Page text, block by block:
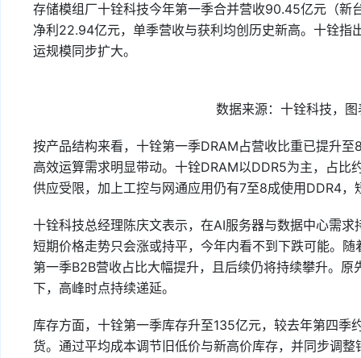
存储模组厂十铨科技今年第一季合并营收90.45亿元（
净利22.94亿元，单季营收与获利均创历史新高。十铨
运规模同步扩大。
数据来源：十铨科技，
按产品结构来看，十铨第一季DRAM占营收比重已提升
高效运算需求明显带动。十铨DRAM以DDR5为主，占
供应受限，加上工控与网通应用仍有7至8成使用DDR4
十铨科技总经理陈庆文表示，在AI服务器与数据中心需
短期价格走势只会涨或持平，今年内看不到下跌可能。
第一季B2B营收占比大幅提升，且后续仍将持续攀升。
下，高峰时点持续递延。
库存方面，十铨第一季库存升至135亿元，较去年第四
货。通过平均成本调节旧低价与新高价库存，并同步调